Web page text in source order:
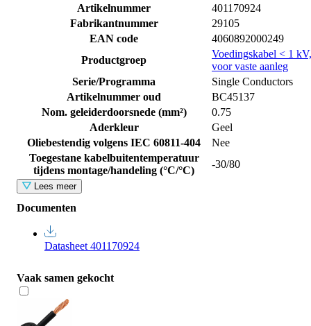
Artikelnummer
401170924
Fabrikantnummer
29105
EAN code
4060892000249
Productgroep
Voedingskabel < 1 kV,
voor vaste aanleg
Serie/Programma
Single Conductors
Artikelnummer oud
BC45137
Nom. geleiderdoorsnede (mm²)
0.75
Aderkleur
Geel
Oliebestendig volgens IEC 60811-404
Nee
Toegestane kabelbuitentemperatuur
tijdens montage/handeling (°C/°C)
-30/80
Lees meer
Documenten
Datasheet 401170924
Vaak samen gekocht